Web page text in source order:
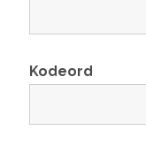
Kodeord